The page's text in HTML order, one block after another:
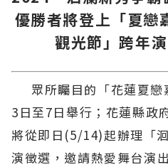
優勝者將登上「夏戀
觀光節」跨年
眾所矚目的「花蓮夏戀
3日至7日舉行；花蓮縣政
將從即日(5/14)起辦理「
演徵選，邀請熱愛舞台演